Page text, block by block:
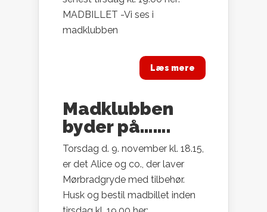
MADBILLET -Vi ses i
madklubben
Læs mere
Madklubben
byder på…….
Torsdag d. 9. november kl. 18.15,
er det Alice og co., der laver
Mørbradgryde med tilbehør.
Husk og bestil madbillet inden